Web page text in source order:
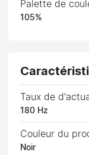
Palette de
105%
Taux de
180 Hz
Couleur du
Noir